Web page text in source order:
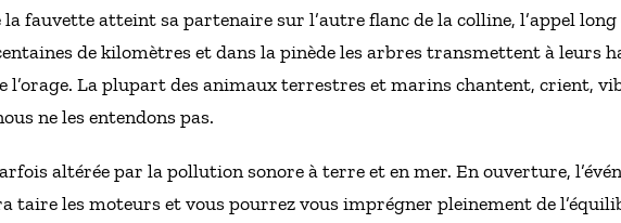
fauvette atteint sa partenaire sur l’autre flanc de la colline, l’appel
de kilomètres et dans la pinède les arbres transmettent à leurs
La plupart des animaux terrestres et marins chantent, crient,
ne les entendons pas.
altérée par la pollution sonore à terre et en mer. En ouverture,
taire les moteurs et vous pourrez vous imprégner pleinement de